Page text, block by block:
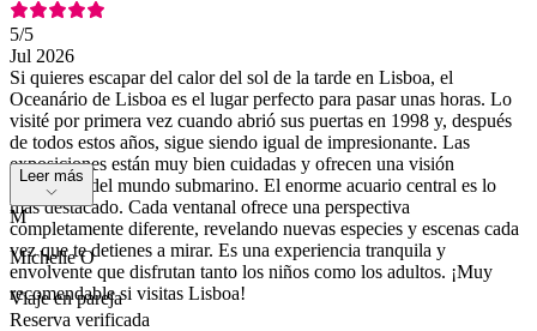
5/5
Jul 2026
Si quieres escapar del calor del sol de la tarde en Lisboa, el
Oceanário de Lisboa es el lugar perfecto para pasar unas horas. Lo
visité por primera vez cuando abrió sus puertas en 1998 y, después
de todos estos años, sigue siendo igual de impresionante. Las
exposiciones están muy bien cuidadas y ofrecen una visión
fascinante del mundo submarino. El enorme acuario central es lo
más destacado. Cada ventanal ofrece una perspectiva
completamente diferente, revelando nuevas especies y escenas cada
vez que te detienes a mirar. Es una experiencia tranquila y
envolvente que disfrutan tanto los niños como los adultos. ¡Muy
recomendable si visitas Lisboa!
Leer más
M
Michelle O
Viaje en pareja
Reserva verificada